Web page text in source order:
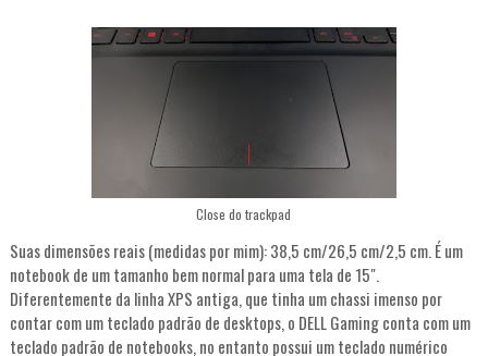
Close do trackpad
Suas dimensões reais (medidas por mim): 38,5 cm/26,5 cm/2,5 cm. É um
notebook de um tamanho bem normal para uma tela de 15".
Diferentemente da linha XPS antiga, que tinha um chassi imenso por
contar com um teclado padrão de desktops, o DELL Gaming conta com um
teclado padrão de notebooks, no entanto possui um teclado numérico